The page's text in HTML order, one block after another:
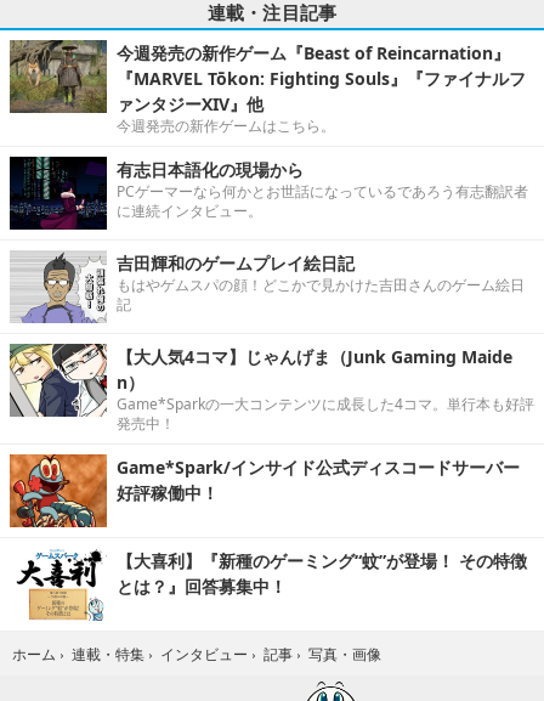
連載・注目記事
今週発売の新作ゲーム『Beast of Reincarnation』
『MARVEL Tōkon: Fighting Souls』『ファイナルフ
ァンタジーXIV』他
今週発売の新作ゲームはこちら。
有志日本語化の現場から
PCゲーマーなら何かとお世話になっているであろう有志翻訳者
に連続インタビュー。
吉田輝和のゲームプレイ絵日記
もはやゲムスパの顔！どこかで見かけた吉田さんのゲーム絵日
記
【大人気4コマ】じゃんげま（Junk Gaming Maide
n）
Game*Sparkの一大コンテンツに成長した4コマ。単行本も好評
発売中！
Game*Spark/インサイド公式ディスコードサーバー
好評稼働中！
【大喜利】『新種のゲーミング“蚊”が登場！ その特徴
とは？』回答募集中！
ホーム › 連載・特集 › インタビュー › 記事 › 写真・画像